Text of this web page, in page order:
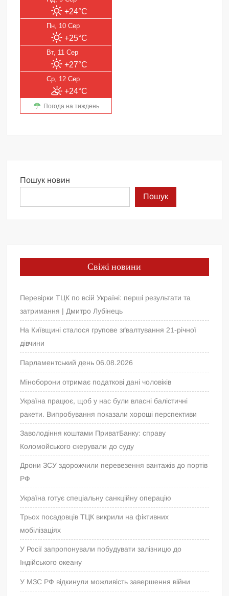
+24°C
Пн, 10 Сер
+25°C
Вт, 11 Сер
+27°C
Ср, 12 Сер
+24°C
Погода на тиждень
Пошук новин
Пошук
Свіжі новини
Перевірки ТЦК по всій Україні: перші результати та
затримання | Дмитро Лубінець
На Київщині сталося групове зґвалтування 21-річної
дівчини
Парламентський день 06.08.2026
Міноборони отримає податкові дані чоловіків
Україна працює, щоб у нас були власні балістичні
ракети. Випробування показали хороші перспективи
Заволодіння коштами ПриватБанку: справу
Коломойського скерували до суду
Дрони ЗСУ здорожчили перевезення вантажів до портів
РФ
Україна готує спеціальну санкційну операцію
Трьох посадовців ТЦК викрили на фіктивних
мобілізаціях
У Росії запропонували побудувати залізницю до
Індійського океану
У МЗС РФ відкинули можливість завершення війни